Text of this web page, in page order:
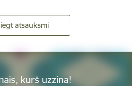
atsauksmi
kurš uzzina!